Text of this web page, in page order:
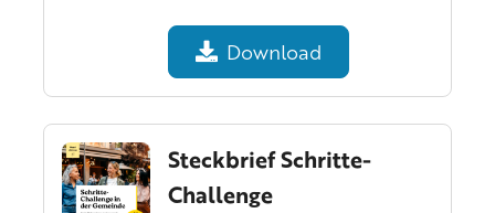
Download
Steckbrief Schritte-
Challenge